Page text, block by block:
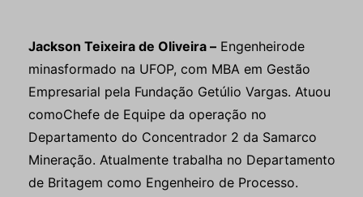
Jackson Teixeira de Oliveira – Engenheirode
minasformado na UFOP, com MBA em Gestão
Empresarial pela Fundação Getúlio Vargas. Atuou
comoChefe de Equipe da operação no
Departamento do Concentrador 2 da Samarco
Mineração. Atualmente trabalha no Departamento
de Britagem como Engenheiro de Processo.